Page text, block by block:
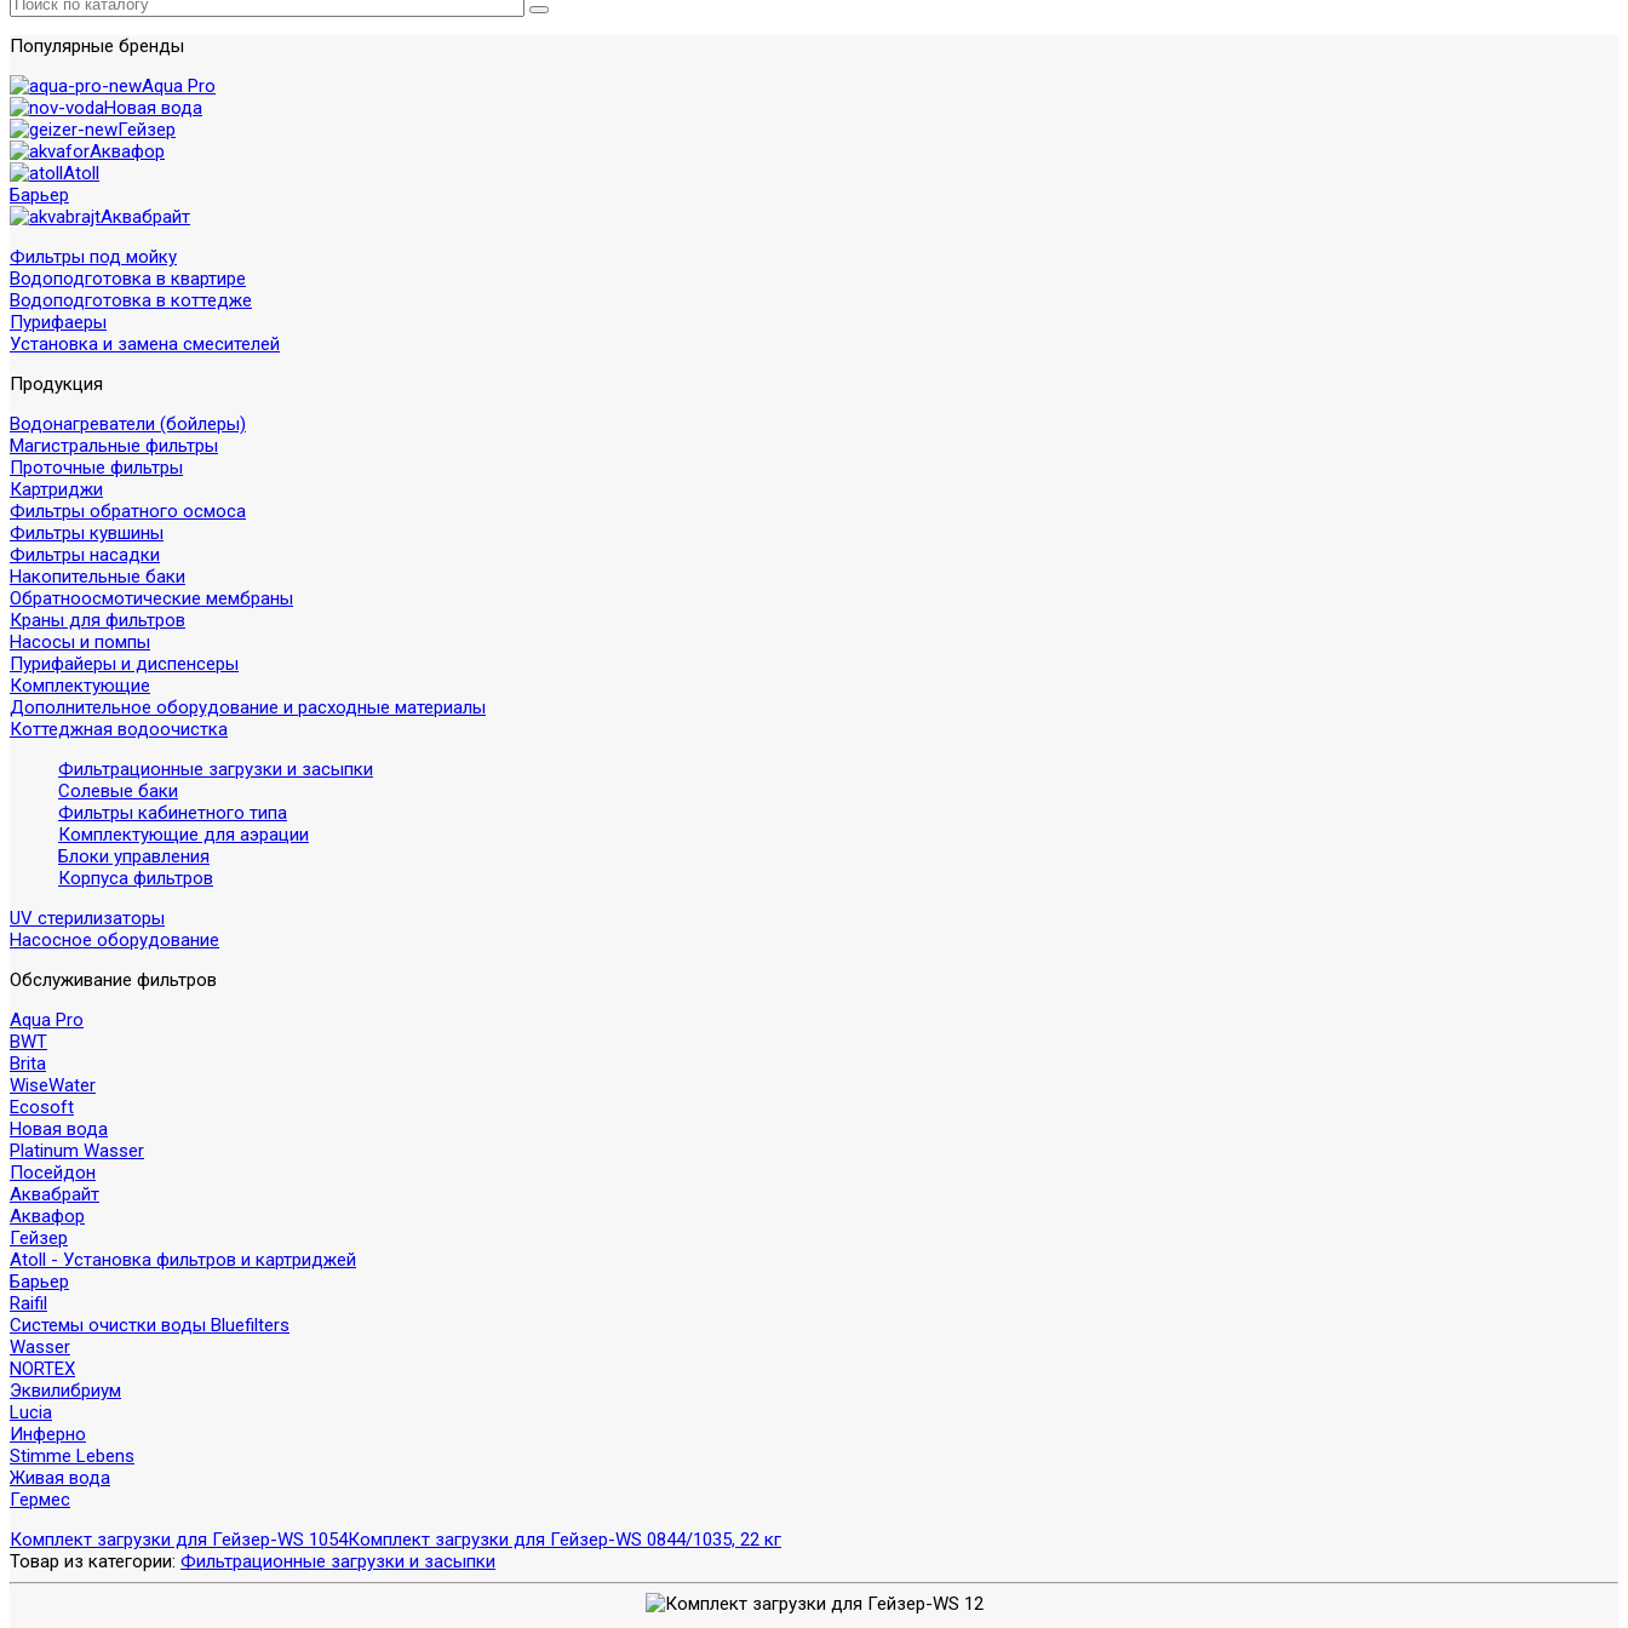
Популярные бренды
Aqua Pro
Новая вода
Гейзер
Аквафор
Atoll
Барьер
Аквабрайт
Фильтры под мойку
Водоподготовка в квартире
Водоподготовка в коттедже
Пурифаеры
Установка и замена смесителей
Продукция
Водонагреватели (бойлеры)
Магистральные фильтры
Проточные фильтры
Картриджи
Фильтры обратного осмоса
Фильтры кувшины
Фильтры насадки
Накопительные баки
Обратноосмотические мембраны
Краны для фильтров
Насосы и помпы
Пурифайеры и диспенсеры
Комплектующие
Дополнительное оборудование и расходные материалы
Коттеджная водоочистка
Фильтрационные загрузки и засыпки
Солевые баки
Фильтры кабинетного типа
Комплектующие для аэрации
Блоки управления
Корпуса фильтров
UV стерилизаторы
Насосное оборудование
Обслуживание фильтров
Aqua Pro
BWT
Brita
WiseWater
Ecosoft
Новая вода
Platinum Wasser
Посейдон
Аквабрайт
Аквафор
Гейзер
Atoll - Установка фильтров и картриджей
Барьер
Raifil
Системы очистки воды Bluefilters
Wasser
NORTEX
Эквилибриум
Lucia
Инферно
Stimme Lebens
Живая вода
Гермес
Комплект загрузки для Гейзер-WS 1054Комплект загрузки для Гейзер-WS 0844/1035, 22 кг
Товар из категории: Фильтрационные загрузки и засыпки